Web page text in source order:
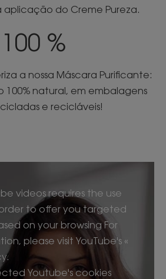
aplicação do Creme Pureza.
100 %
a nossa Máscara Purificante:
100% natural, em embalagens
e recicláveis!
videos requires the use
to offer you targeted
on your browsing For
please visit YouTube's «
Youtube's cookies